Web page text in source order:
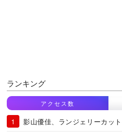
ランキング
アクセス数
影山優佳、ランジェリーカッ